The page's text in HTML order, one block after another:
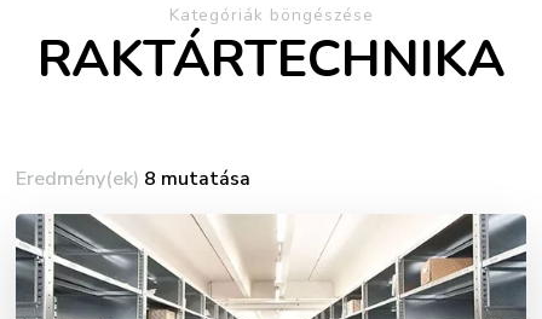
Kategóriák böngészése
RAKTÁRTECHNIKA
Eredmény(ek) 8 mutatása